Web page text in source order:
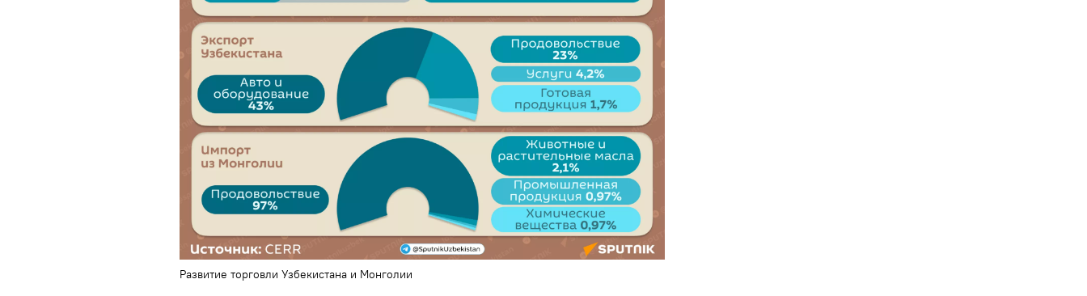
Развитие торговли Узбекистана и Монголии